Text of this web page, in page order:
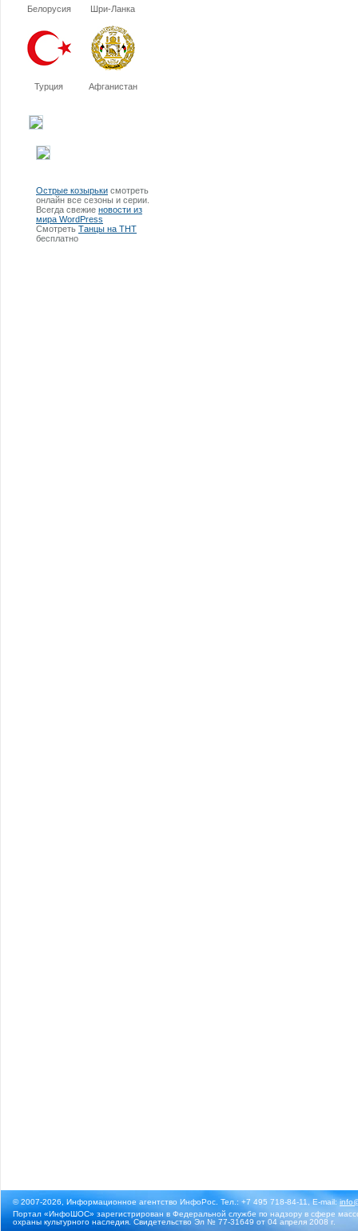
Белорусия Шри-Ланка
Турция Афганистан
Острые козырьки смотреть
онлайн все сезоны и серии.
Всегда свежие новости из
мира WordPress
Смотреть Танцы на ТНТ
бесплатно
© 2007-2026, Информационное агентство ИнфоРос. Тел.: +7 495 718-84-11, E-mail:
Портал «ИнфоШОС» зарегистрирован в Федеральной службе по надзору в сфере
охраны культурного наследия. Свидетельство Эл № 77-31649 от 04 апреля 2008 г.